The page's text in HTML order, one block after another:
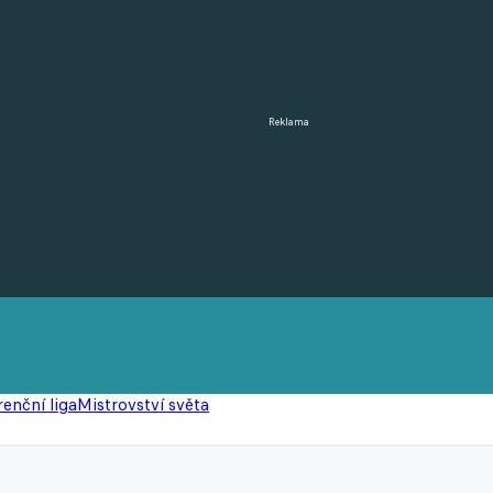
Reklama
ligaMistrovství světa